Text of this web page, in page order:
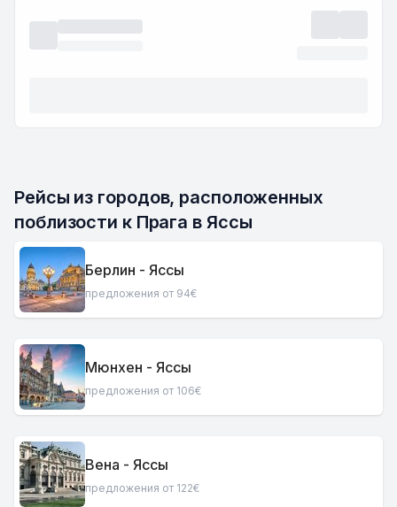
Рейсы из городов, расположенных
поблизости к Прага в Яссы
Берлин - Яссы
предложения от 94€
Мюнхен - Яссы
предложения от 106€
Вена - Яссы
предложения от 122€